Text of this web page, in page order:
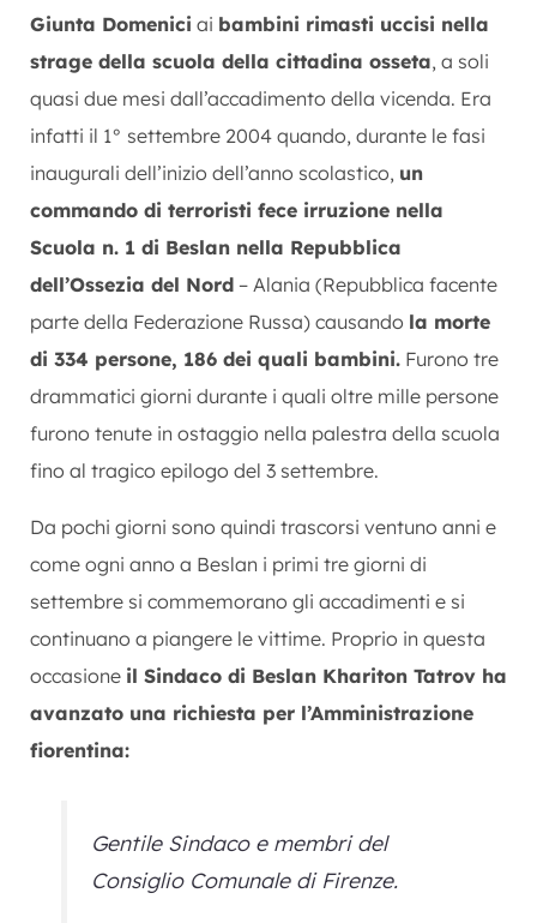
Giunta Domenici ai bambini rimasti uccisi nella
strage della scuola della cittadina osseta, a soli
quasi due mesi dall’accadimento della vicenda. Era
infatti il 1° settembre 2004 quando, durante le fasi
inaugurali dell’inizio dell’anno scolastico, un
commando di terroristi fece irruzione nella
Scuola n. 1 di Beslan nella Repubblica
dell’Ossezia del Nord – Alania (Repubblica facente
parte della Federazione Russa) causando la morte
di 334 persone, 186 dei quali bambini. Furono tre
drammatici giorni durante i quali oltre mille persone
furono tenute in ostaggio nella palestra della scuola
fino al tragico epilogo del 3 settembre.
Da pochi giorni sono quindi trascorsi ventuno anni e
come ogni anno a Beslan i primi tre giorni di
settembre si commemorano gli accadimenti e si
continuano a piangere le vittime. Proprio in questa
occasione il Sindaco di Beslan Khariton Tatrov ha
avanzato una richiesta per l’Amministrazione
fiorentina:
Gentile Sindaco e membri del
Consiglio Comunale di Firenze.